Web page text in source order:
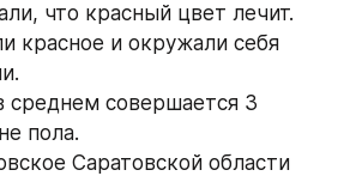
что красный цвет лечит.
красное и окружали себя
совершается 3
пола.
Саратовской области